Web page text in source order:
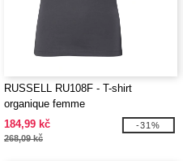
RUSSELL RU108F - T-shirt
organique femme
184,99 kč
268,09 kč
-31%